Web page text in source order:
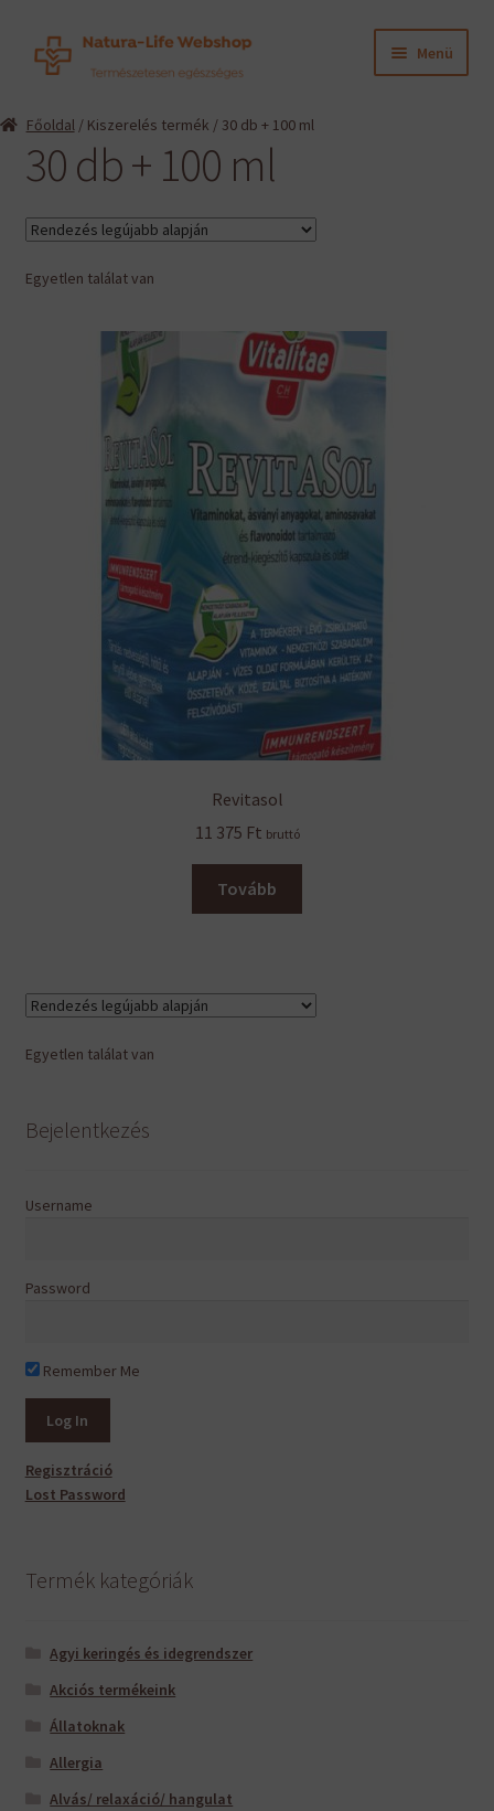
Ugrás
Kilépés
Menü
Információk
Gyártók
Hírek
Viszonteladók, szakembereknek
Főoldal/ Kiszerelés termék / 30 db + 100 ml
30 db + 100 ml
Egyetlen találat van
Revitasol
11 375 Ft bruttó
Tovább
Egyetlen találat van
Bejelentkezés
Username
Password
Remember Me
Regisztráció
Lost Password
Termék kategóriák
Agyi keringés és idegrendszer
Akciós termékeink
Állatoknak
Allergia
Alvás/ relaxáció/ hangulat